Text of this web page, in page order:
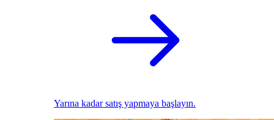
Yarına kadar satış yapmaya başlayın.